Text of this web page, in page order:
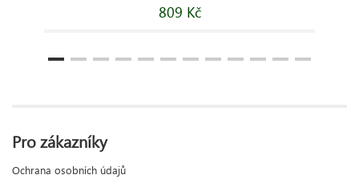
809 Kč
Pro zákazníky
Ochrana osobních údajů